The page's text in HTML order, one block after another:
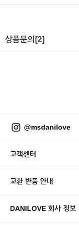
상품문의 [2]
@msdanilove
고객센터
교환 반품 안내
DANILOVE 회사 정보